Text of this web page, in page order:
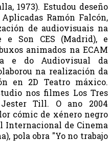
1973). Estudou deseño
Ramón Falcón,
de audiovisuais na
e Son CES (Madrid), e
animados na ECAM
e do Audiovisual da
na realización da
en 2D Teatro máxico.
nos filmes Los Tres
Till. O ano 2004
cómic de xénero negro
Internacional de Cinema
pola obra "Yo no trabajo